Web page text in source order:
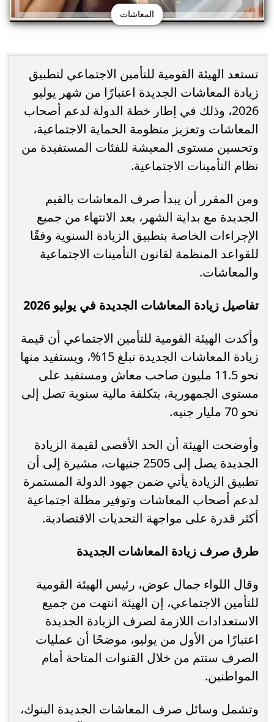
المعاشات
تستعد الهيئة القومية للتأمين الاجتماعي لتطبيق
زيادة المعاشات الجديدة اعتبارًا من شهر يوليو
2026، وذلك في إطار خطة الدولة لدعم أصحاب
المعاشات وتعزيز منظومة الحماية الاجتماعية،
وتحسين مستوى المعيشة للفئات المستفيدة من
نظام التأمينات الاجتماعية.
ومن المقرر أن يبدأ صرف المعاشات بالقيم
الجديدة مع بداية الشهر، بعد الانتهاء من جميع
الإجراءات الخاصة بتطبيق الزيادة السنوية وفقًا
للقواعد المنظمة لقانون التأمينات الاجتماعية
والمعاشات.
تفاصيل زيادة المعاشات الجديدة في يوليو 2026
وأكدت الهيئة القومية للتأمين الاجتماعي أن قيمة
زيادة المعاشات الجديدة تبلغ 15%، ويستفيد منها
نحو 11.5 مليون صاحب معاش ومستفيد على
مستوى الجمهورية، بتكلفة مالية سنوية تصل إلى
نحو 70 مليار جنيه.
وأوضحت الهيئة أن الحد الأقصى لقيمة الزيادة
الجديدة يصل إلى 2505 جنيهات، مشيرة إلى أن
تطبيق الزيادة يأتي ضمن جهود الدولة المستمرة
لدعم أصحاب المعاشات وتوفير مظلة اجتماعية
أكثر قدرة على مواجهة التحديات الاقتصادية.
طرق صرف زيادة المعاشات الجديدة
وقال اللواء جمال عوض، رئيس الهيئة القومية
للتأمين الاجتماعي، إن الهيئة انتهت من جميع
الاستعدادات اللازمة لصرف الزيادة الجديدة
اعتبارًا من الأول من يوليو، موضحًا أن عمليات
الصرف ستتم من خلال القنوات المتاحة أمام
المواطنين.
وتشمل وسائل صرف المعاشات الجديدة البنوك،